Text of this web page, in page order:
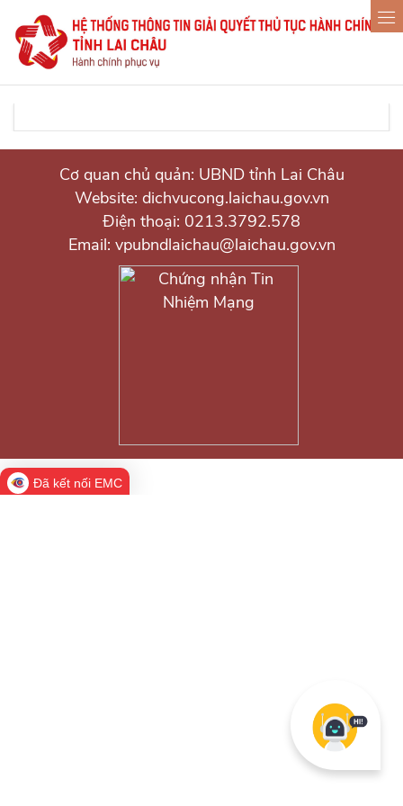
Cơ quan chủ quản: UBND tỉnh Lai Châu
Website: dichvucong.laichau.gov.vn
Điện thoại: 0213.3792.578
Email: vpubndlaichau@laichau.gov.vn
Đã kết nối EMC